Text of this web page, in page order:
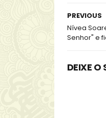
PREVIOUS
Nívea
Senhor" e
DEIXE O